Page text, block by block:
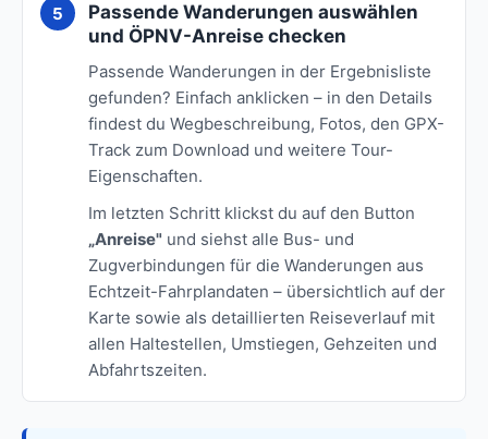
Passende Wanderungen auswählen
und ÖPNV-Anreise checken
Passende Wanderungen in der Ergebnisliste
gefunden? Einfach anklicken – in den Details
findest du Wegbeschreibung, Fotos, den GPX-
Track zum Download und weitere Tour-
Eigenschaften.
Im letzten Schritt klickst du auf den Button
„Anreise" und siehst alle Bus- und
Zugverbindungen für die Wanderungen aus
Echtzeit-Fahrplandaten – übersichtlich auf der
Karte sowie als detaillierten Reiseverlauf mit
allen Haltestellen, Umstiegen, Gehzeiten und
Abfahrtszeiten.